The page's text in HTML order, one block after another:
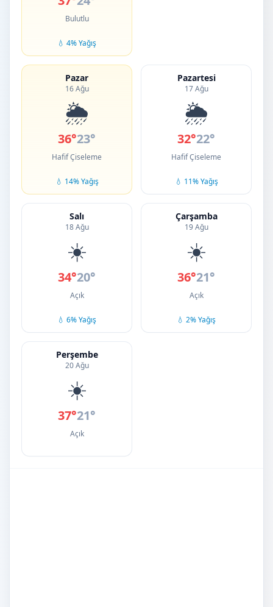
Bulutlu
💧 4% Yağış
Pazar
16 Ağu
🌦️
36°23°
Hafif Çiseleme
💧 14% Yağış
Pazartesi
17 Ağu
🌦️
32°22°
Hafif Çiseleme
💧 11% Yağış
Salı
18 Ağu
☀️
34°20°
Açık
💧 6% Yağış
Çarşamba
19 Ağu
☀️
36°21°
Açık
💧 2% Yağış
Perşembe
20 Ağu
☀️
37°21°
Açık